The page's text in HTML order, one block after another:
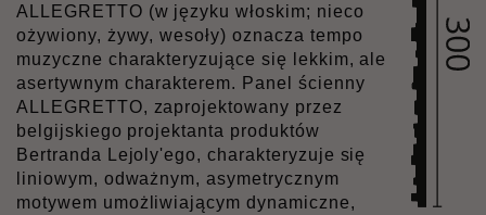
ALLEGRETTO (w języku włoskim; nieco
ożywiony, żywy, wesoły) oznacza tempo
muzyczne charakteryzujące się lekkim, ale
asertywnym charakterem. Panel ścienny
ALLEGRETTO, zaprojektowany przez
belgijskiego projektanta produktów
Bertranda Lejoly'ego, charakteryzuje się
liniowym, odważnym, asymetrycznym
motywem umożliwiającym dynamiczne,